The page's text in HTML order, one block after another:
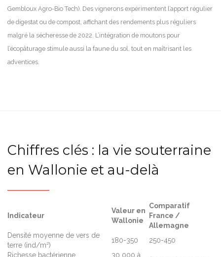
Gembloux Agro-Bio Tech). Des vignerons expérimentent l’apport régulier
de digestat ou de compost, affichant des rendements plus réguliers
malgré la sécheresse de 2022. L’intégration de moutons pour
l’écopâturage stimule aussi la faune du sol, tout en maîtrisant les
adventices.
Chiffres clés : la vie souterraine
en Wallonie et au-delà
Indicateur
Valeur en
Wallonie
Comparatif
France /
Allemagne
Densité moyenne de vers de
terre (ind/m²)
180-350
250-450
Richesse bactérienne
30 000 à